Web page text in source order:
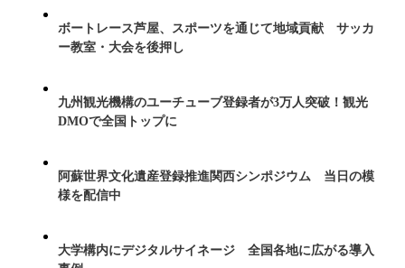
ボートレース芦屋、スポーツを通じて地域貢献 サッカ
ー教室・大会を後押し
九州観光機構のユーチューブ登録者が3万人突破！観光
DMOで全国トップに
阿蘇世界文化遺産登録推進関西シンポジウム 当日の模
様を配信中
大学構内にデジタルサイネージ 全国各地に広がる導入